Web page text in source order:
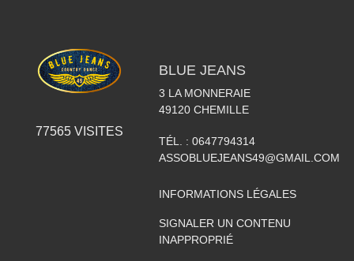
77565VISITES
BLUE JEANS
3 LA MONNERAIE
49120 CHEMILLE
TÉL. : 0647794314
ASSOBLUEJEANS49@GMAIL.COM
INFORMATIONS LÉGALES
SIGNALER UN CONTENU
INAPPROPRIÉ